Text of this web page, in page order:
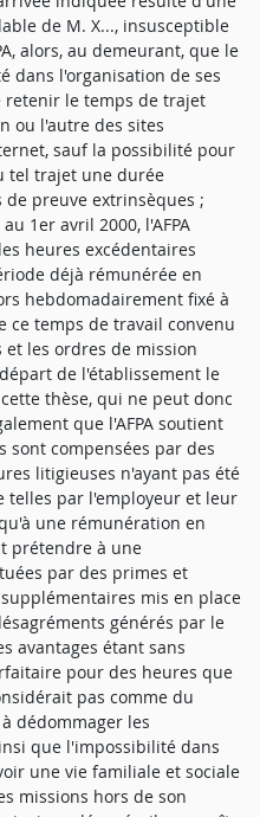
de M. X..., insusceptible
alors, au demeurant, que le
dans l'organisation de ses
retenir le temps de trajet
ou l'autre des sites
sauf la possibilité pour
tel trajet une durée
preuve extrinsèques ;
1er avril 2000, l'AFPA
heures excédentaires
déjà rémunérée en
hebdomadairement fixé à
ce temps de travail convenu
les ordres de mission
de l'établissement le
thèse, qui ne peut donc
que l'AFPA soutient
sont compensées par des
litigieuses n'ayant pas été
telles par l'employeur et leur
une rémunération en
prétendre à une
par des primes et
mis en place
générés par le
avantages étant sans
pour des heures que
pas comme du
dédommager les
que l'impossibilité dans
une vie familiale et sociale
missions hors de son